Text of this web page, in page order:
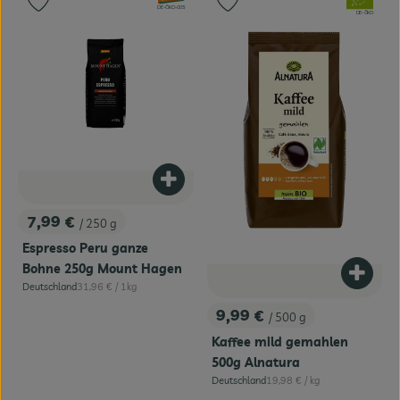
, Preis:
7,99 € / 250 g
Espresso Peru ganze
Bohne 250g Mount Hagen
, Herkunft:
Deutschland, Referenzpreis:
31,96 € / 1kg
Produkt zum Warenkorb hinzufügen
, Kontrollstelle:
DE-ÖKO-005
Produkt zu Favouriten hinzufügen
, Preis:
9,99 € / 500 g
Kaffee mild gemahlen
500g Alnatura
, Herkunft:
Deutschland, Referenzpreis:
19,98 € / kg
, Kontrollstelle:
DE-ÖKO
Produkt zu Favouriten hinzufügen